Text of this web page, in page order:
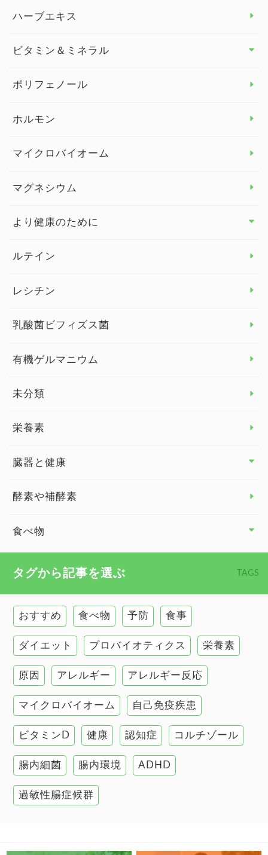
健康セミナー
ダイエット トップ
ハーブエキス
ビタミン＆ミネラル
ビタミン＆ミネラル トップ
ビタミンE
ポリフェノール
ホルモン
マイクロバイオーム
マグネシウム
より健康のために
より健康のために トップ
眼の健康
睡眠
ルテイン
レシチン
乳酸菌ビフィズス菌
有機ゲルマニウム
未分類
栄養素
臓器と健康
臓器と健康 トップ
慢性疲労
甲状腺
肌
肝臓の健康
腸の健康
自己免疫疾患
高血圧
酵素や補酵素
食べ物
タグから記事を選ぶ TAGS
おすすめ 食べ物 予防 食事
ダイエット プロバイオティクス 栄養素
原因 アレルギー アレルギー反応
マイクロバイオーム 自己免疫疾患
ビタミンD 健康 認知症 コルチゾール
腸内細菌 腸内環境 ADHD
過敏性腸症候群